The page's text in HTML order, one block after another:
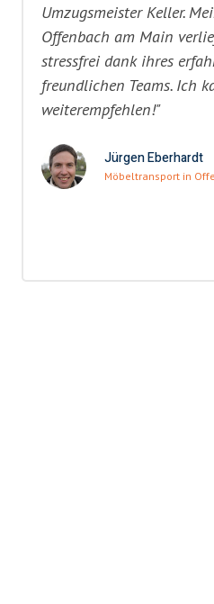
Umzugsmeister Keller.
Offenbach am Main
stressfrei dank ihres
freundlichen Teams. Ich
weiterempfehlen!"
Jürgen Eberhardt
Möbeltransport in